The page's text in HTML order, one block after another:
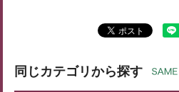
同じカテゴリから探す